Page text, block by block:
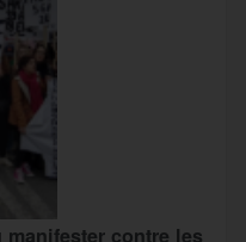
manifester contre les